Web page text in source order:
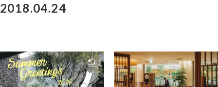
2018.04.24